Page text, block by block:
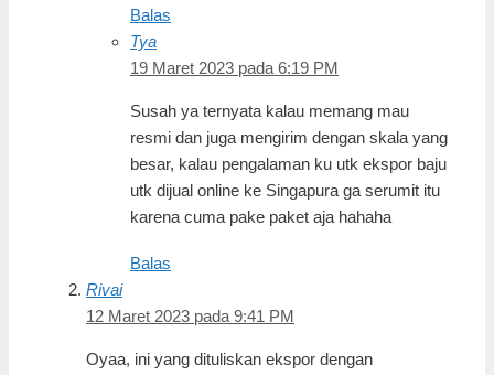
Balas
Tya
19 Maret 2023 pada 6:19 PM
Susah ya ternyata kalau memang mau
resmi dan juga mengirim dengan skala yang
besar, kalau pengalaman ku utk ekspor baju
utk dijual online ke Singapura ga serumit itu
karena cuma pake paket aja hahaha
Balas
Rivai
12 Maret 2023 pada 9:41 PM
Oyaa, ini yang dituliskan ekspor dengan